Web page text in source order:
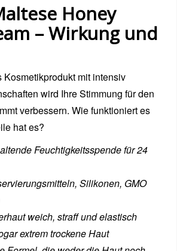
Honey
– Wirkung und
Kosmetikprodukt mit intensiv
wird Ihre Stimmung für den
verbessern. Wie funktioniert es
hat es?
Feuchtigkeitsspende für 24
Silikonen, GMO
weich, straff und elastisch
extrem trockene Haut